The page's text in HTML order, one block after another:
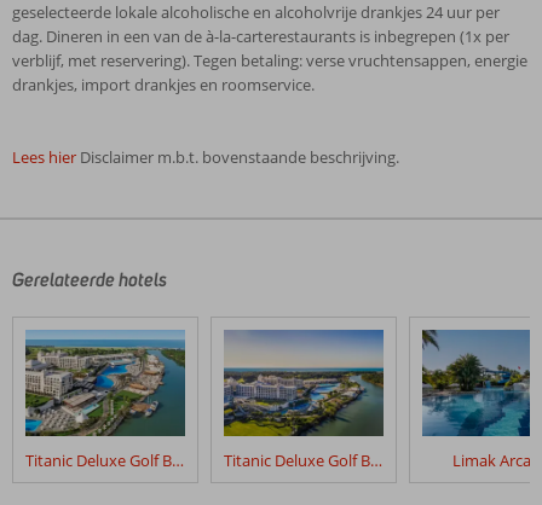
geselecteerde lokale alcoholische en alcoholvrije drankjes 24 uur per
dag. Dineren in een van de à-la-carterestaurants is inbegrepen (1x per
verblijf, met reservering). Tegen betaling: verse vruchtensappen, energie
drankjes, import drankjes en roomservice.
Lees hier Disclaimer m.b.t. bovenstaande beschrijving.
door
klanten
geschreven
na
hun
verblijf
Sensimar
Gerelateerde hotels
Titanic Deluxe Golf Belek Titanic Deluxe Golf Belek - Golfpakket Limak